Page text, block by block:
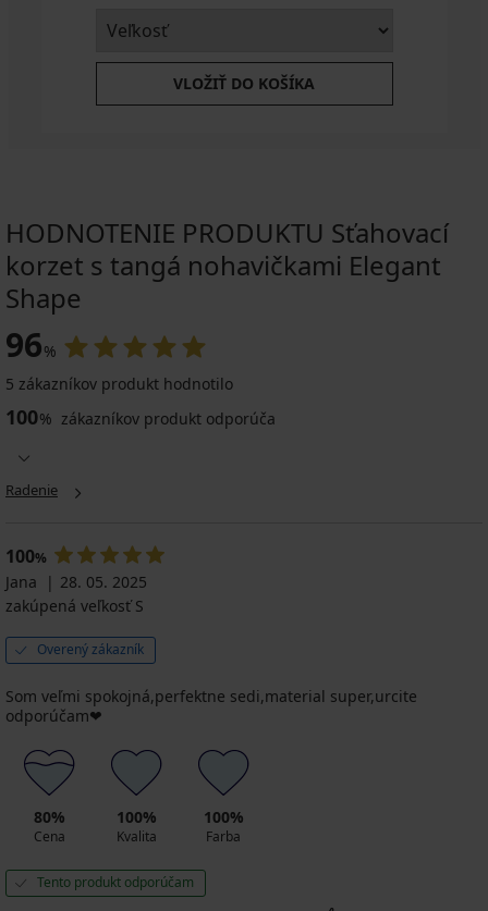
VLOŽIŤ DO KOŠÍKA
HODNOTENIE PRODUKTU Sťahovací
korzet s tangá nohavičkami Elegant
Shape
96%
5 zákazníkov produkt hodnotilo
100% zákazníkov produkt odporúča
Radenie
100%
Jana
28. 05. 2025
zakúpená veľkosť S
Overený zákazník
Som veľmi spokojná,perfektne sedi,material super,urcite
odporúčam❤️
80%
Cena
100%
Kvalita
100%
Farba
Tento produkt odporúčam